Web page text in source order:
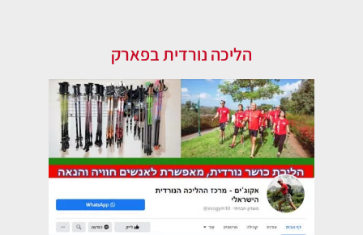
הליכה נורדית בפארק